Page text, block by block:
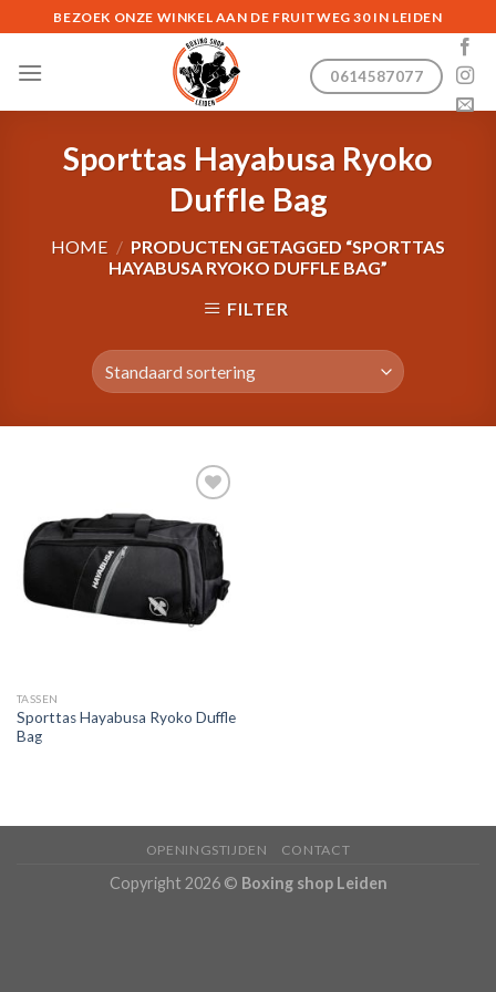
to
content
BEZOEK ONZE WINKEL AAN DE FRUITWEG 30 IN LEIDEN
0614587077
Sporttas Hayabusa Ryoko
Duffle Bag
HOME / PRODUCTEN GETAGGED “SPORTTAS
HAYABUSA RYOKO DUFFLE BAG”
FILTER
Toevoegen
aan
verlanglijst
TASSEN
Sporttas Hayabusa Ryoko Duffle
Bag
OPENINGSTIJDEN CONTACT
Copyright 2026 © Boxing shop Leiden